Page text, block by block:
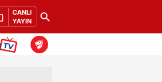
CANLI
YAYIN